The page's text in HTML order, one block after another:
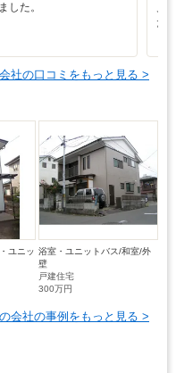
した。
た
社の口コミをもっと見る >
ユニッ 浴室・ユニットバス/和室/外
壁
戸建住宅
300万円
会社の事例をもっと見る >